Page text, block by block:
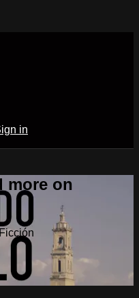
in
more on